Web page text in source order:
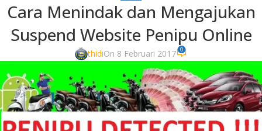
Cara Menindak dan Mengajukan
Suspend Website Penipu Online
thidiOn 8 Februari 2017 0